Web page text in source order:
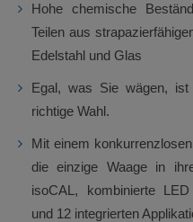
Hohe chemische
Teilen aus
Edelstahl und Glas
Egal, was Sie wägen,
richtige Wahl.
Mit einem
die einzige Waage in
isoCAL, kombinierte LED
und 12 integrierten